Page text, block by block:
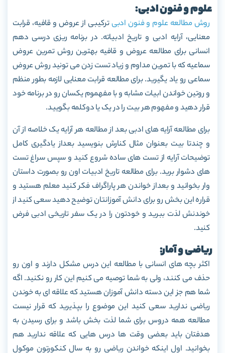
علوم و فنون ادبی:
روش مطالعه علوم و فنون ادبیترکیبی از عروض و قافیه، قرابت
معنایی، آرایه ادبی و تاریخ ادبیاته. در برنامه ریزی درسی دهم
انسانی برای مطالعه عروض و قافیه بهترین روش تمرین عروض
سماعیه که با تمرین مداوم و زیاد تست زدن می تونید روش عروض
سماعی رو یاد یگیرید. برای مطالعه قرابت معنایی لازمه بطور منظم
و روتین خواندن ابیات مشابه و با مفهموم یکسان رو در برنامه خود
قرار دهید و مفهوم هر بیت را در یک یا دوکلمه بگویید.
برای مطالعه آرایه های ادبی بعد از مطالعه هر آرایه یک خلاصه از آن
و چندتا بیت بعنوان مثال کنارش بنویسید بعداز یادگیری کامل
توضیحات آرایه از تست های ساده شروع کنید و سپس سراغ تست
های دشوار برید. برای مطالعه تاریخ ادبیات اون رو بصورت داستان
وار بخوانید و بعداز خواندن هر پاراگراف فکر کنید معلم هستید و
قراره این بخش رو برای دانش آموزانتان توضیح دهید سعی کنید از
خوندنش لذت ببرید و خودتون را در یک سفر تاریخی ادبی فرض
کنید.
ریاضی و آمار:
اکثر بچه های انسانی با مطالعه این درس مشکل دارند و اون رو
حذف می کنند، ولی به شما توصیه می کنیم این کار رو نکنید. اگه
شما هم جز این دسته دانش آموزان هستید که علاقه ای به خوندن
ریاضی ندارید سعی کنید این موضوع را بپذیرید که قرار نیست
مطالعه همه دروس برای شما لذت بخش باشد و برای رسیدن به
هدفتان باید بعضی وقت ها درس هایی که علاقه ندارید هم
بخوانید. اول اینکه خواندن ریاضی رو به سال کنکورتون موکول